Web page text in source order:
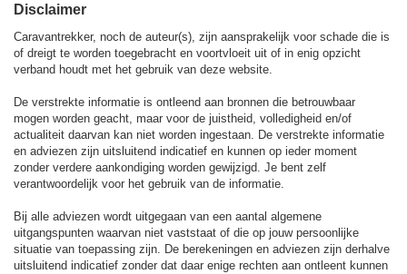
Disclaimer
Caravantrekker, noch de auteur(s), zijn aansprakelijk voor schade die is
of dreigt te worden toegebracht en voortvloeit uit of in enig opzicht
verband houdt met het gebruik van deze website.
De verstrekte informatie is ontleend aan bronnen die betrouwbaar
mogen worden geacht, maar voor de juistheid, volledigheid en/of
actualiteit daarvan kan niet worden ingestaan. De verstrekte informatie
en adviezen zijn uitsluitend indicatief en kunnen op ieder moment
zonder verdere aankondiging worden gewijzigd. Je bent zelf
verantwoordelijk voor het gebruik van de informatie.
Bij alle adviezen wordt uitgegaan van een aantal algemene
uitgangspunten waarvan niet vaststaat of die op jouw persoonlijke
situatie van toepassing zijn. De berekeningen en adviezen zijn derhalve
uitsluitend indicatief zonder dat daar enige rechten aan ontleent kunnen